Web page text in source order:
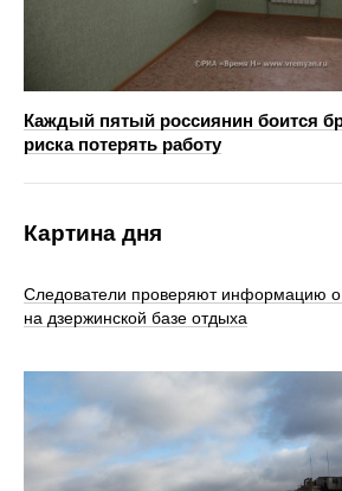
Каждый пятый россиянин боится
риска потерять работу
Картина дня
Следователи проверяют информацию о
на дзержинской базе отдыха